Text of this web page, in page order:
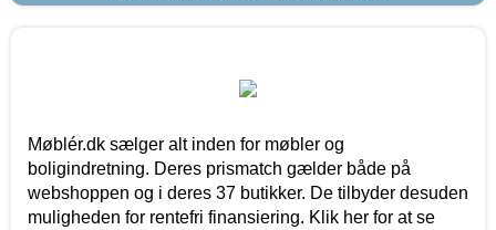
Møblér.dk sælger alt inden for møbler og
boligindretning. Deres prismatch gælder både på
webshoppen og i deres 37 butikker. De tilbyder desuden
muligheden for rentefri finansiering. Klik her for at se